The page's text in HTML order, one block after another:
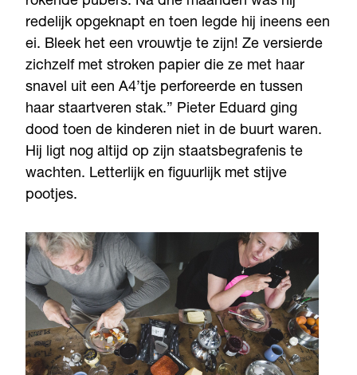
redelijk opgeknapt en toen legde hij ineens een
ei. Bleek het een vrouwtje te zijn! Ze versierde
zichzelf met stroken papier die ze met haar
snavel uit een A4’tje perforeerde en tussen
haar staartveren stak.” Pieter Eduard ging
dood toen de kinderen niet in de buurt waren.
Hij ligt nog altijd op zijn staatsbegrafenis te
wachten. Letterlijk en figuurlijk met stijve
pootjes.